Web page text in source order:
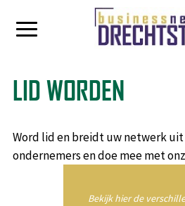
LID WORDEN
Word lid en breidt uw netwerk
ondernemers en doe mee met
Bekijk hier de